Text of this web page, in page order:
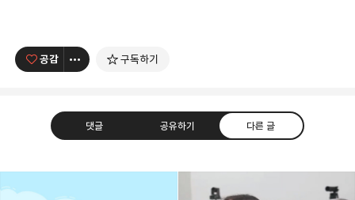
공감 구독하기
댓글 공유하기 다른 글